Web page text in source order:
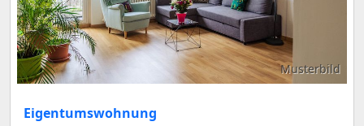
Musterbild
Eigentumswohnung